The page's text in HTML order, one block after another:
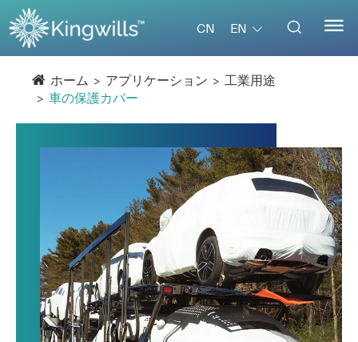
CN EN  
ホーム アプリケーション
工業用途
車の保護カバー